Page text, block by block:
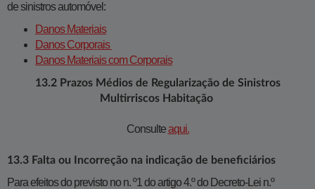
de sinistros automóvel:
Danos Materiais
Danos Corporais ​
Danos Materiais com Corporais​
13.2 Prazos Médios de Regularização de Sinistros
Multirriscos Habitação
Consulteaqui.
13.3 Falta ou Incorreção na indicação de beneficiários
Para efeitos do previsto no n. º1 do artigo 4.º do Decreto-Lei n.º